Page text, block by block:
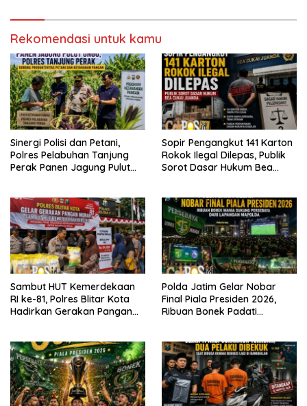
Rekomendasi untuk kamu
Sinergi Polisi dan Petani,
Polres Pelabuhan Tanjung
Perak Panen Jagung Pulut
Sopir Pengangkut 141 Karton
Rokok Ilegal Dilepas, Publik
Sorot Dasar Hukum Bea
Sambut HUT Kemerdekaan
RI ke-81, Polres Blitar Kota
Hadirkan Gerakan Pangan
Polda Jatim Gelar Nobar
Final Piala Presiden 2026,
Ribuan Bonek Padati